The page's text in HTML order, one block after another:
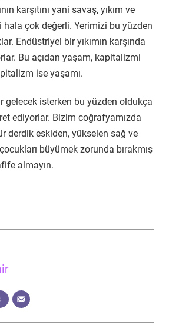
karşıtını yani savaş, yıkım ve
çok değerli. Yerimizi bu yüzden
Endüstriyel bir yıkımın karşında
Bu açıdan yaşam, kapitalizmi
ise yaşamı.
gelecek isterken bu yüzden oldukça
ediyorlar. Bizim coğrafyamızda
derdik eskiden, yükselen sağ ve
büyümek zorunda bırakmış
almayın.